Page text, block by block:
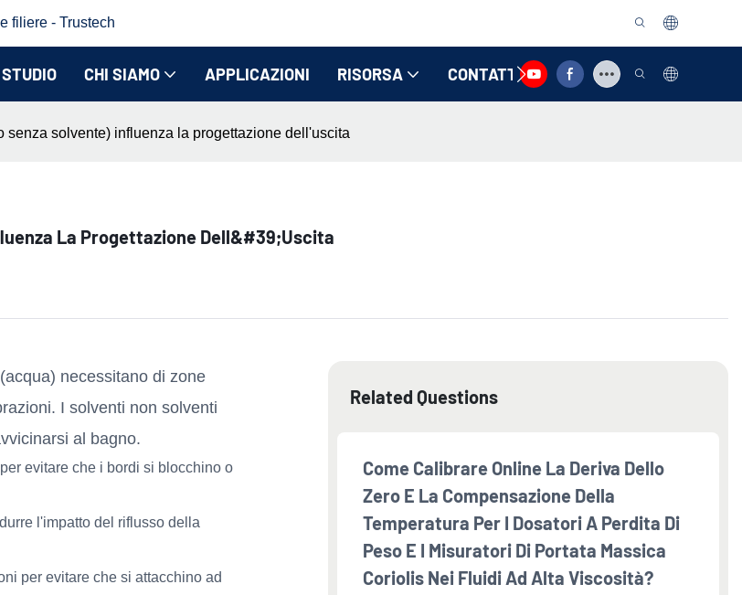
filiere - Trustech
CHI SIAMO APPLICAZIONI RISORSA CONTATTACI
solvente) influenza la progettazione dell'uscita
La Progettazione Dell&#39;uscita
necessitano di zone
I solventi non solventi
al bagno.
evitare che i bordi si blocchino o
l'impatto del riflusso della
per evitare che si attacchino ad
Related Questions
Come Calibrare Online La Deriva Dello
Zero E La Compensazione Della
Temperatura Per I Dosatori A Perdita Di
Peso E I Misuratori Di Portata Massica
Coriolis Nei Fluidi Ad Alta Viscosità?